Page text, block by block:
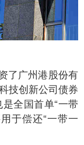
广州港股份有
技创新公司债券
全国首单“一带
于偿还“一带一